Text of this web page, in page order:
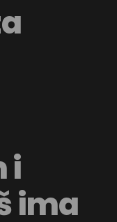
i
ima